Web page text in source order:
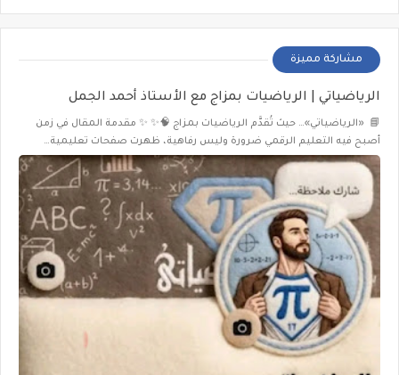
مشاركة مميزة
الرياضياتي | الرياضيات بمزاج مع الأستاذ أحمد الجمل
📘 «الرياضياتي»… حيث تُقدَّم الرياضيات بمزاج 🧠✨ ✨ مقدمة المقال في زمن
أصبح فيه التعليم الرقمي ضرورة وليس رفاهية، ظهرت صفحات تعليمية…